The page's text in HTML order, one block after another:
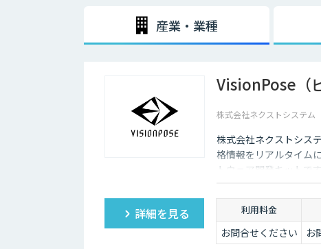
産業・業種
VisionPose（
株式会社ネクストシステム
株式会社ネクストシス
格情報をリアルタイム
トウェア開発キットで
ず商用利用や研究・開
詳細を見る 利用料金
お問合せください お